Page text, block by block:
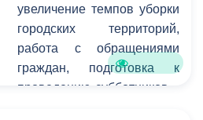
приостановлено
движение трамвая по
пр.Мира.
увеличение темпов уборки
городских территорий,
работа с обращениями
граждан, подготовка к
проведению субботников –